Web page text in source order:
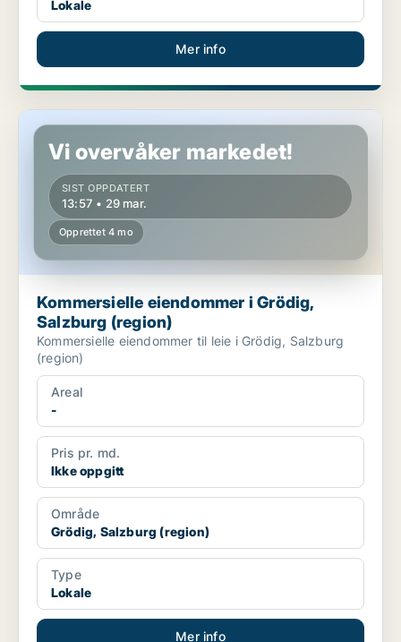
Lokale
Mer info
Kommersielle eiendommer i Grödig, Salzburg (region)
Vi overvåker markedet!
SIST OPPDATERT
13:57 • 29 mar.
Opprettet 4 mo
Kommersielle eiendommer i Grödig,
Salzburg (region)
Kommersielle eiendommer til leie i Grödig, Salzburg
(region)
Areal
-
Pris pr. md.
Ikke oppgitt
Område
Grödig, Salzburg (region)
Type
Lokale
Mer info